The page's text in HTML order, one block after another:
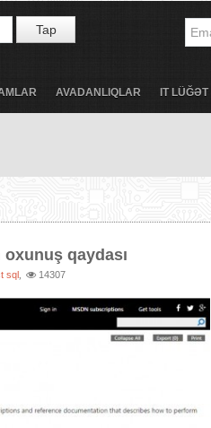
Tap
AVADANLIQLAR IT LÜĞƏT
qaydası
sql 14307